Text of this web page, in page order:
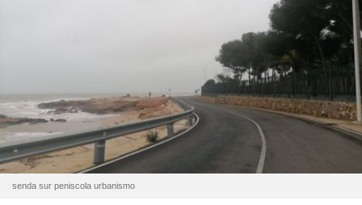
senda sur peniscola urbanismo